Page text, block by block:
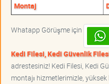
Montaj
Whatapp Görüşme için
Kedi Filesi, Kedi Güvenlik
adrestesiniz! Kedi Filesi, Kedi
montajı hizmetlerimizle,